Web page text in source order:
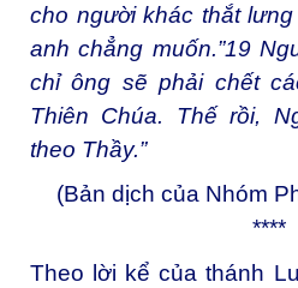
cho người khác thắt
anh chẳng muốn.”19
chỉ ông sẽ phải chết
Thiên Chúa. Thế rồi,
theo Thầy.”
(Bản dịch của Nhóm
****
Theo lời kể của thánh